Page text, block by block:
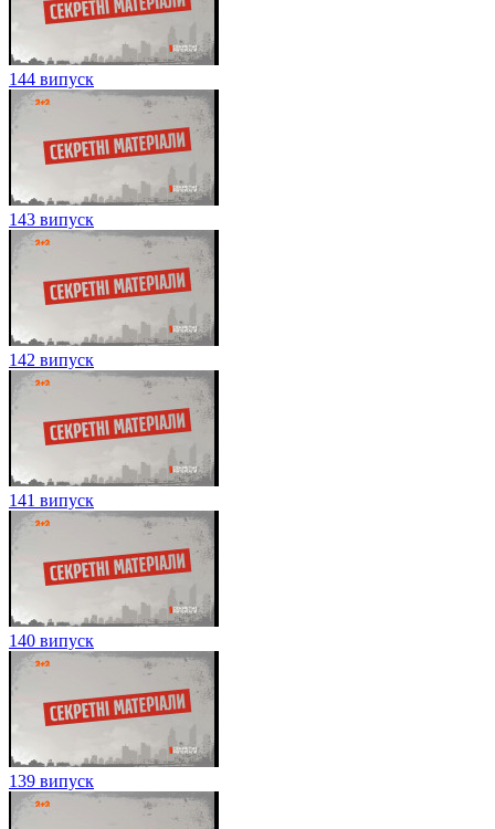
144 випуск
143 випуск
142 випуск
141 випуск
140 випуск
139 випуск